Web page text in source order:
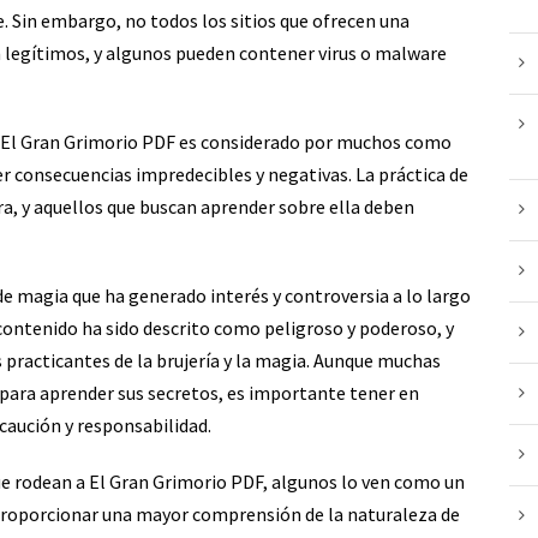
Sin embargo, no todos los sitios que ofrecen una
y algunos pueden contener virus o malware
Gran Grimorio PDF es considerado por muchos como
impredecibles y negativas. La práctica de
y aquellos que buscan aprender sobre ella deben
magia que ha generado interés y controversia a lo largo
ha sido descrito como peligroso y poderoso, y
de la brujería y la magia. Aunque muchas
aprender sus secretos, es importante tener en
y responsabilidad.
rodean a El Gran Grimorio PDF, algunos lo ven como un
una mayor comprensión de la naturaleza de